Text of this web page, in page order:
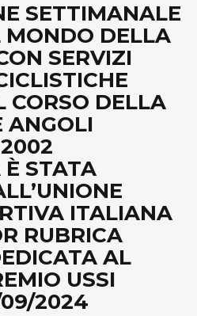
SETTIMANALE
MONDO DELLA
SERVIZI
CORSO DELLA
ANGOLI
STATA
ITALIANA
RUBRICA
AL
USSI
2024